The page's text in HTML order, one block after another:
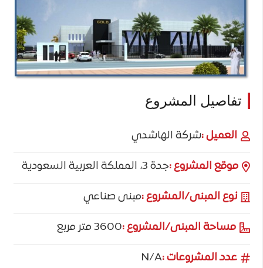
تفاصيل المشروع
العميل :شركة الهاشدي
موقع المشروع :جدة 3، المملكة العربية السعودية
نوع المبنى/المشروع :مبنى صناعي
مساحة المبنى/المشروع :3600 متر مربع
عدد المشروعات :N/A